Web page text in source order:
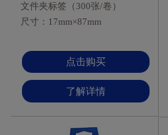
更多功能
文件夹标签（300张/卷）
尺寸：17mm×87mm
黑字
点击购买
了解详情